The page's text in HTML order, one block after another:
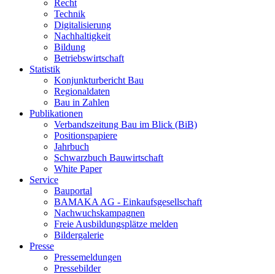
Recht
Technik
Digitalisierung
Nachhaltigkeit
Bildung
Betriebswirtschaft
Statistik
Konjunkturbericht Bau
Regionaldaten
Bau in Zahlen
Publikationen
Verbandszeitung Bau im Blick (BiB)
Positionspapiere
Jahrbuch
Schwarzbuch Bauwirtschaft
White Paper
Service
Bauportal
BAMAKA AG - Einkaufsgesellschaft
Nachwuchskampagnen
Freie Ausbildungsplätze melden
Bildergalerie
Presse
Pressemeldungen
Pressebilder